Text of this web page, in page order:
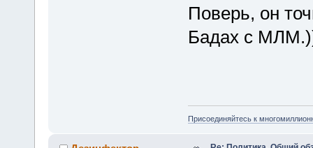
Поверь, он
Бадах с
Присоединяйтесь к